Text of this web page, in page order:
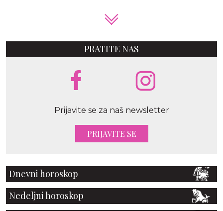
PRATITE NAS
Prijavite se za naš newsletter
PRIJAVITE SE
Dnevni horoskop
Nedeljni horoskop